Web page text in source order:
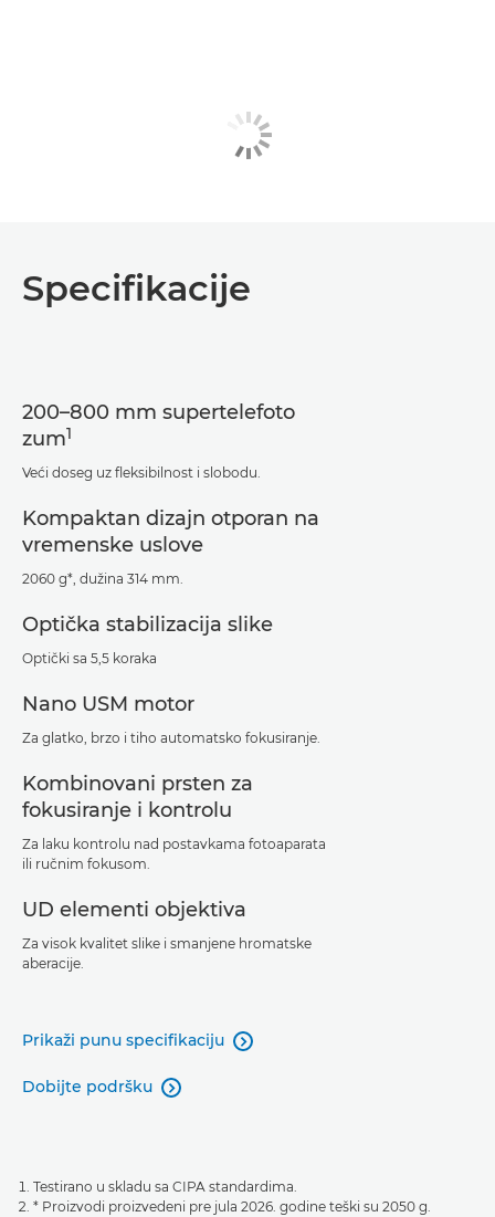
Specifikacije
200–800 mm supertelefoto
zum1
Veći doseg uz fleksibilnost i slobodu.
Kompaktan dizajn otporan na
vremenske uslove
2060 g*, dužina 314 mm.
Optička stabilizacija slike
Optički sa 5,5 koraka
Nano USM motor
Za glatko, brzo i tiho automatsko fokusiranje.
Kombinovani prsten za
fokusiranje i kontrolu
Za laku kontrolu nad postavkama fotoaparata
ili ručnim fokusom.
UD elementi objektiva
Za visok kvalitet slike i smanjene hromatske
aberacije.
Prikaži punu specifikaciju 
Dobijte podršku 
Testirano u skladu sa CIPA standardima.
* Proizvodi proizvedeni pre jula 2026. godine teški su 2050 g.